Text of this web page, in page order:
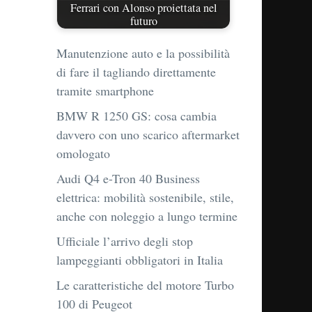
Ferrari con Alonso proiettata nel
futuro
Manutenzione auto e la possibilità
di fare il tagliando direttamente
tramite smartphone
BMW R 1250 GS: cosa cambia
davvero con uno scarico aftermarket
omologato
Audi Q4 e-Tron 40 Business
elettrica: mobilità sostenibile, stile,
anche con noleggio a lungo termine
Ufficiale l’arrivo degli stop
lampeggianti obbligatori in Italia
Le caratteristiche del motore Turbo
100 di Peugeot